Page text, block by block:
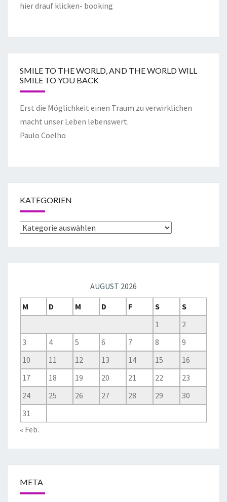
hier drauf klicken- booking
SMILE TO THE WORLD, AND THE WORLD WILL
SMILE TO YOU BACK
Erst die Möglichkeit einen Traum zu verwirklichen
macht unser Leben lebenswert.
Paulo Coelho
KATEGORIEN
AUGUST 2026
M
D M D F S
S
1
2
3
4 5 6 7 8
9
10
11 12 13 14 15
16
17
18 19 20 21 22
23
24
25 26 27 28 29
30
31
« Feb.
META